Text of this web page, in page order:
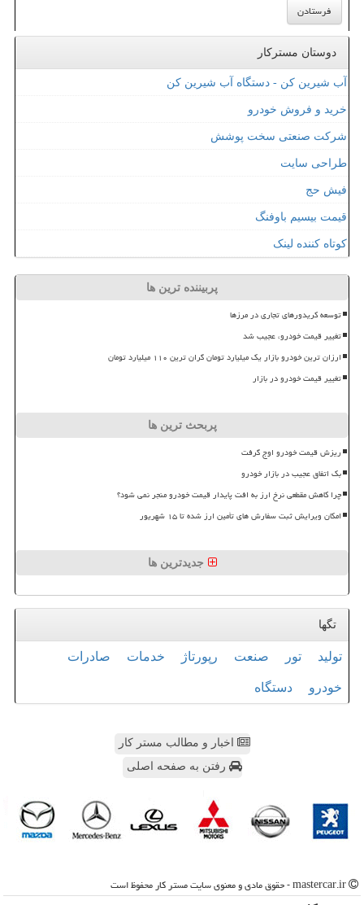
دوستان مسترکار
آب شیرین کن - دستگاه آب شیرین کن
خرید و فروش خودرو
شرکت صنعتی سخت پوشش
طراحی سایت
فیش حج
قیمت بیسیم باوفنگ
کوتاه کننده لینک
پربیننده ترین ها
توسعه کریدورهای تجاری در مرزها
تغییر قیمت خودرو، عجیب شد
ارزان ترین خودرو بازار یک میلیارد تومان گران ترین ۱۱۰ میلیارد تومان
تغییر قیمت خودرو در بازار
پربحث ترین ها
ریزش قیمت خودرو اوج گرفت
بک اتفاق عجیب در بازار خودرو
چرا کاهش مقطعی نرخ ارز به افت پایدار قیمت خودرو منجر نمی شود؟
امکان ویرایش ثبت سفارش های تأمین ارز شده تا ۱۵ شهریور
جدیدترین ها
تگها
تولید تور صنعت رپورتاژ خدمات صادرات
خودرو دستگاه
اخبار و مطالب مستر کار
رفتن به صفحه اصلی